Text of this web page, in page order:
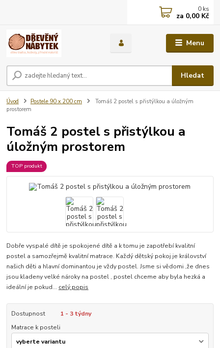
Menu
Hledat
0 ks
za 0,00 Kč
Úvod Postele 90 x 200 cm
Tomáš 2 postel s přistýlkou a úložným
prostorem
Tomáš 2 postel s přistýlkou a
úložným prostorem
TOP produkt
Dobře vyspalé dítě je spokojené dítě a k tomu je zapotřebí kvalitní
postel a samozřejmě kvalitní matrace. Každý dětský pokoj je království
našich děti a hlavní dominantou je vždy postel. Jsme si vědomi ,že dnes
jsou kladeny velké nároky na postel , postel chceme aby byla hezká a
ideální je pokud... celý popis
Dostupnost
1 - 3 týdny
Matrace k posteli